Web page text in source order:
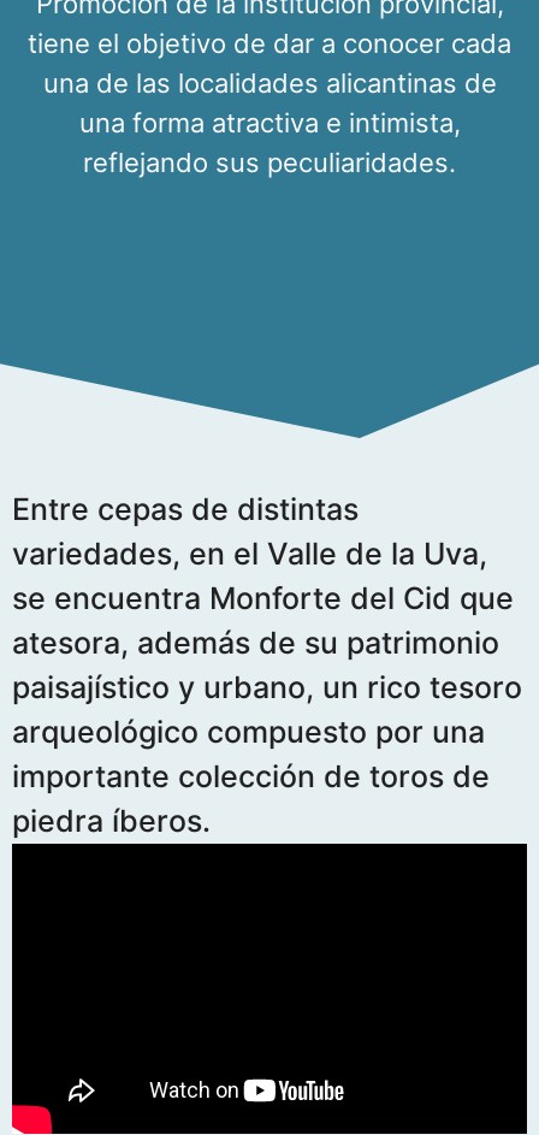
tiene el objetivo de dar a conocer cada
una de las localidades alicantinas de
una forma atractiva e intimista,
reflejando sus peculiaridades.
Entre cepas de distintas
variedades, en el Valle de la Uva,
se encuentra Monforte del Cid que
atesora, además de su patrimonio
paisajístico y urbano, un rico tesoro
arqueológico compuesto por una
importante colección de toros de
piedra íberos.